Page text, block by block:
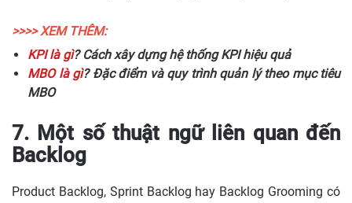
>>>> XEM THÊM:
KPI là gì? Cách xây dựng hệ thống KPI hiệu quả
MBO là gì? Đặc điểm và quy trình quản lý theo mục tiêu
MBO
7. Một số thuật ngữ liên quan đến
Backlog
Product Backlog, Sprint Backlog hay Backlog Grooming có